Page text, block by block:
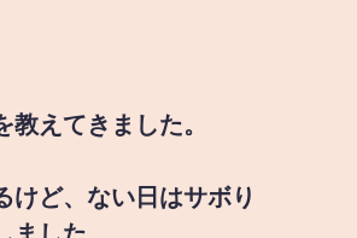
えてきました。
けど、ない日はサボり